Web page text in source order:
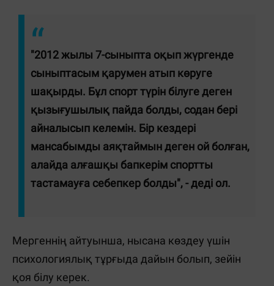
"2012 жылы 7-сыныпта оқып жүргенде
сыныптасым қарумен атып көруге
шақырды. Бұл спорт түрін білуге деген
қызығушылық пайда болды, содан бері
айналысып келемін. Бір кездері
мансабымды аяқтаймын деген ой болған,
алайда алғашқы бапкерім спортты
тастамауға себепкер болды", - деді ол.
Мергеннің айтуынша, нысана көздеу үшін
психологиялық тұрғыда дайын болып, зейін
қоя білу керек.